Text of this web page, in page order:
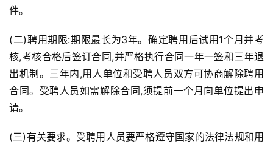
件。
(二)聘用期限:期限最长为3年。确定聘用后试用1个月并考
核,考核合格后签订合同,并严格执行合同一年一签和三年退
出机制。三年内,用人单位和受聘人员双方可协商解除聘用
合同。受聘人员如需解除合同,须提前一个月向单位提出申
请。
(三)有关要求。受聘用人员要严格遵守国家的法律法规和用